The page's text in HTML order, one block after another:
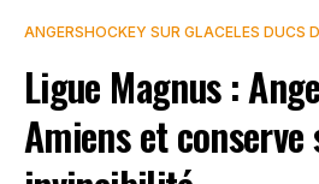
ANGERSHOCKEY SUR GLACELES DUCS
Ligue Magnus :
Amiens et conserve